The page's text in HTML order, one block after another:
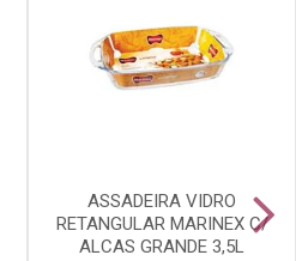
ASSADEIRA VIDRO
RETANGULAR MARINEX C/
ALCAS GRANDE 3,5L